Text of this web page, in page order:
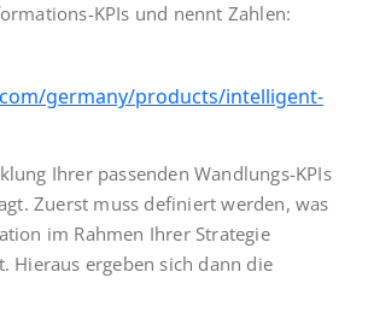
KPIs und nennt Zahlen:
germany/products/intelligent-
Ihrer passenden Wandlungs-KPIs
Zuerst muss definiert werden, was
im Rahmen Ihrer Strategie
Hieraus ergeben sich dann die